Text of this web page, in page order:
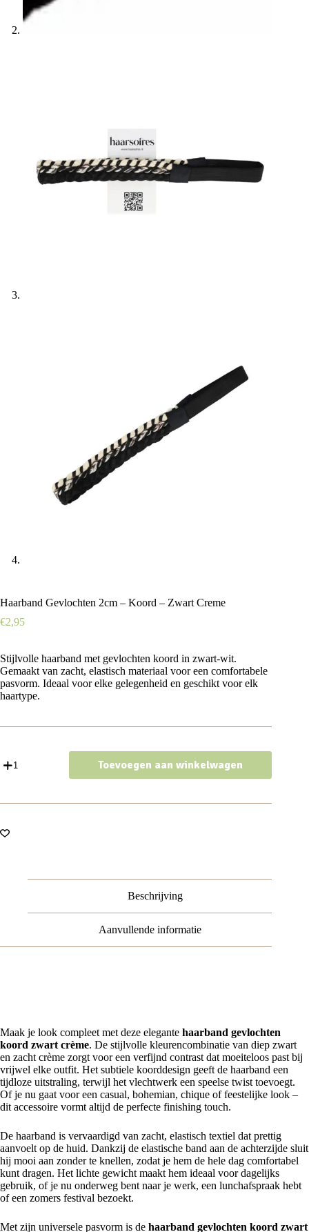
Haarband Gevlochten 2cm – Koord – Zwart Creme
€2,95
Stijlvolle haarband met gevlochten koord in zwart-wit.
Gemaakt van zacht, elastisch materiaal vooreen comfortabele
pasvorm. Ideaal voorelke gelegenheid en geschikt voorelk
haartype.
Gevlochten
Koord
Creme
Toevoegen aan winkelwagen
Beschrijving
Aanvullende informatie
Maak je look compleet met deze elegante haarband gevlochten
koord zwart crème. De stijlvolle kleurencombinatie van diep zwart
en zacht crème zorgt voor een verfijnd contrast dat moeiteloos past bij
vrijwel elke outfit. Het subtiele koorddesign geeft de haarband een
tijdloze uitstraling, terwijl het vlechtwerk een speelse twist toevoegt.
Of je nu gaat voor een casual, bohemian, chique of feestelijke look –
dit accessoire vormt altijd de perfecte finishing touch.
De haarband is vervaardigd van zacht, elastisch textiel dat prettig
aanvoelt op de huid. Dankzij de elastische band aan de achterzijde sluit
hij mooi aan zonder te knellen, zodat je hem de hele dag comfortabel
kunt dragen. Het lichte gewicht maakt hem ideaal voor dagelijks
gebruik, of je nu onderweg bent naar je werk, een lunchafspraak hebt
of een zomers festival bezoekt.
Met zijn universele pasvorm is de haarband gevlochten koord zwart